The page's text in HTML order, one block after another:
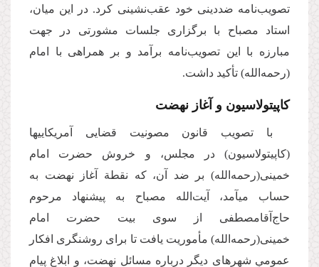
تصویب‌نامه ضددینى خود عقب‌نشینى كرد. در این میان،
استاد مصباح با برگزارى جلسات مشورتی در جهت
مبارزه با این تصویب‌نامه برآمد و بر همراهى با امام
(رحمه‌الله) تأكید داشت.
کاپیتولاسیون و آغاز نهضت
با تصویب قانون مصونیت قضا‌یی آمریکا‌ییها
(کاپیتولاسیون) در مجلس، و خروش حضرت امام
خمینی(رحمه‌الله) بر ضد آن، که نقطة آغاز نهضت به
حساب میآمد، آیت‌الله مصباح به پیشنهاد مرحوم
حاج‌آقامصطفى از سوى بیت حضرت امام
خمینى(رحمه‌الله) مأموریت یافت تا براى روشنگری افكار
عمومىِ شهرهاى دیگر درباره مسائل نهضت، و ابلاغ پیام